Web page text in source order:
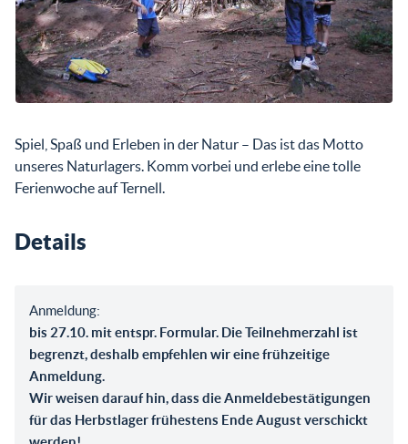
Spiel, Spaß und Erleben in der Natur – Das ist das Motto
unseres Naturlagers. Komm vorbei und erlebe eine tolle
Ferienwoche auf Ternell.
Details
Anmeldung:
bis 27.10. mit entspr. Formular. Die Teilnehmerzahl ist
begrenzt, deshalb empfehlen wir eine frühzeitige
Anmeldung.
Wir weisen darauf hin, dass die Anmeldebestätigungen
für das Herbstlager frühestens Ende August verschickt